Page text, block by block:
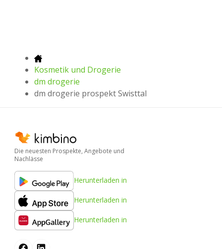
Kosmetik und Drogerie
dm drogerie
dm drogerie prospekt Swisttal
Die neuesten Prospekte, Angebote und
Nachlässe
Herunterladen in
Herunterladen in
Herunterladen in